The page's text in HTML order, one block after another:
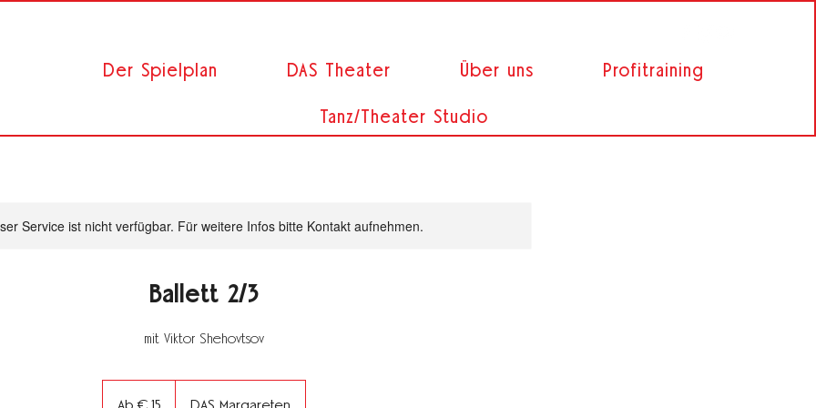
Der Spielplan DAS Theater Über uns Profitraining
Tanz/Theater Studio
Service ist nicht verfügbar. Für weitere Infos bitte Kontakt aufnehmen.
Ballett 2/3
mit Viktor Shehovtsov
Euro